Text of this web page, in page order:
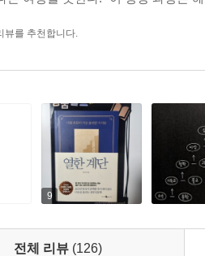
에 저항해야 한다. 그때 우리는 비
간이 있다. 그런 이는 보통 숨겨져
상적인 인간이었는지가 밝혀진다.
실천하는 이상적인 인간. 자기 삶의
이렇게 불안하고 조급한 시간들도
운 방법만이 우리를 성장시킬 것이
‘반’도 아닌 새로운 정신으로 성
한 유형의 新지식인으로 여물어,
뷰를 추천합니다.
9
전체 리뷰 (126)